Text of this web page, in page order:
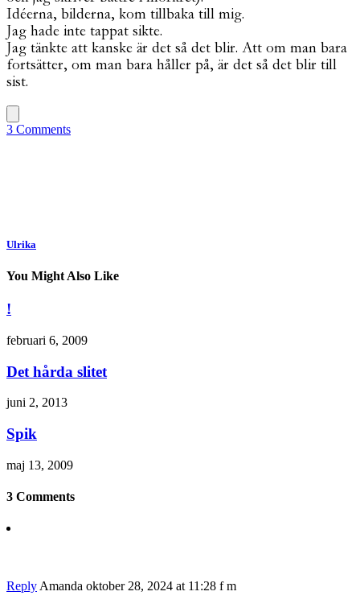
Idéerna, bilderna, kom tillbaka till mig.
Jag hade inte tappat sikte.
Jag tänkte att kanske är det så det blir. Att om man bara
fortsätter, om man bara håller på, är det så det blir till
sist.
3 Comments
Ulrika
You Might Also Like
!
februari 6, 2009
Det hårda slitet
juni 2, 2013
Spik
maj 13, 2009
3 Comments
Reply Amanda oktober 28, 2024 at 11:28 f m